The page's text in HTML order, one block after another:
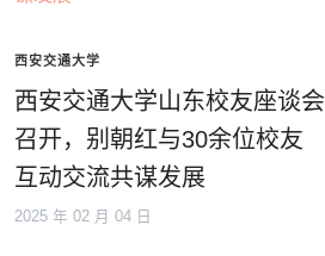
西安交通大学
西安交通大学山东校友座谈会
召开，别朝红与30余位校友
互动交流共谋发展
2025 年 02 月 04 日